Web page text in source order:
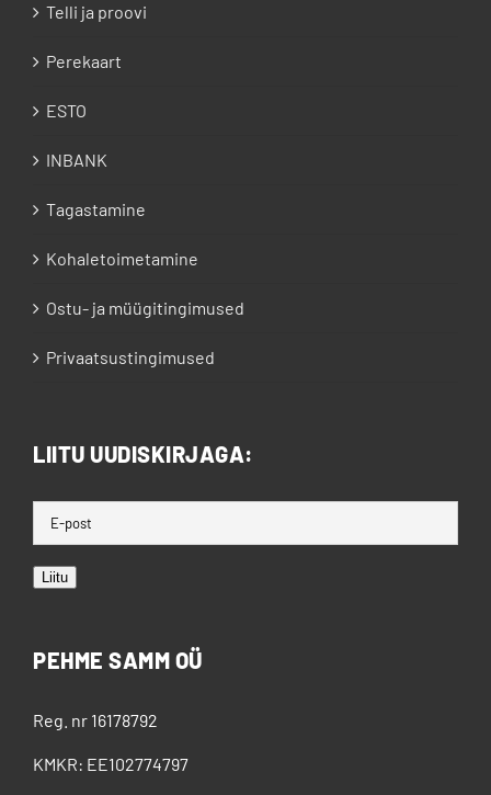
Telli ja proovi
Perekaart
ESTO
INBANK
Tagastamine
Kohaletoimetamine
Ostu- ja müügitingimused
Privaatsustingimused
LIITU UUDISKIRJAGA:
Liitu
PEHME SAMM OÜ
Reg. nr 16178792
KMKR: EE102774797